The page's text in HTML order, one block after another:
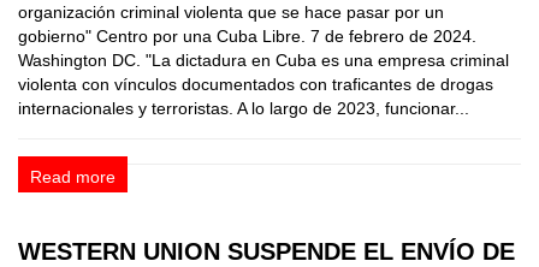
organización criminal violenta que se hace pasar por un
gobierno" Centro por una Cuba Libre. 7 de febrero de 2024.
Washington DC. "La dictadura en Cuba es una empresa criminal
violenta con vínculos documentados con traficantes de drogas
internacionales y terroristas. A lo largo de 2023, funcionar...
Read more
WESTERN UNION SUSPENDE EL ENVÍO DE